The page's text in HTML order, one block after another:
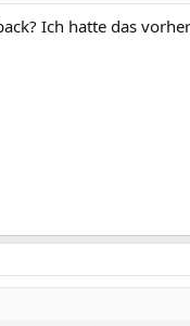
Ich hatte das